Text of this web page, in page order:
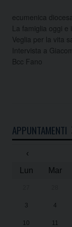
ecumenica
La famiglia oggi e
Veglia per la vita
Intervista a
Bcc Fano
APPUNTAMENTI
‹
Lun
Mar
3 4
10 11